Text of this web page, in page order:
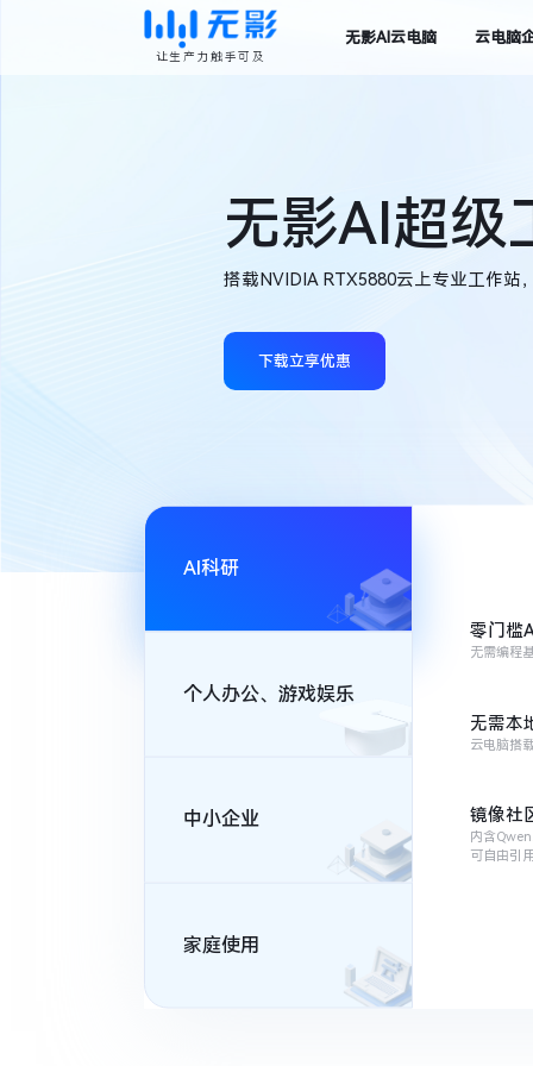
让生产力触手可及
无影AI云电脑 云电脑
无影AI超级
搭载NVIDIA RTX5880云上专业工作
下载立享优惠
AI科研
个人办公、游戏娱乐
中小企业
家庭使用
零门槛
无需编程
无需本
云电脑搭
镜像社
内含
可自由引